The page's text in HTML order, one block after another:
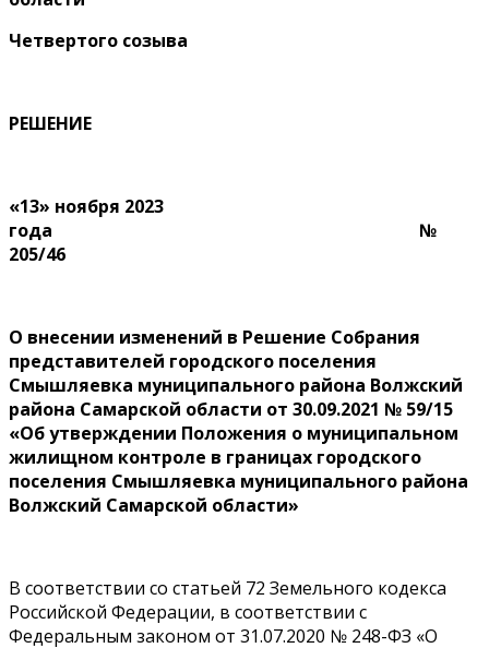
Четвертого созыва
РЕШЕНИЕ
«13» ноября 2023
года №
205/46
О внесении изменений в Решение Собрания
представителей городского поселения
Смышляевка муниципального района Волжский
района Самарской области от 30.09.2021 № 59/15
«Об утверждении Положения о муниципальном
жилищном контроле в границах городского
поселения Смышляевка муниципального района
Волжский Самарской области»
В соответствии со статьей 72 Земельного кодекса
Российской Федерации, в соответствии с
Федеральным законом от 31.07.2020 № 248-ФЗ «О